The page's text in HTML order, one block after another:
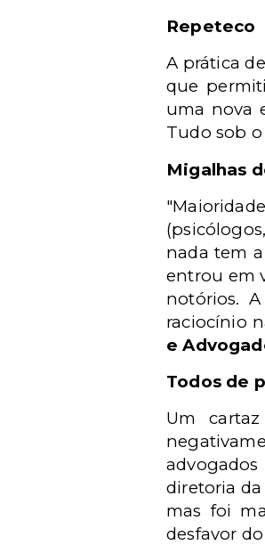
Repeteco
A prática
que
uma nova
Tudo sob o
Migalhas
nada tem
entrou em
notórios.
raciocínio
e
Todos de
Um
diretoria
mas foi
desfavor